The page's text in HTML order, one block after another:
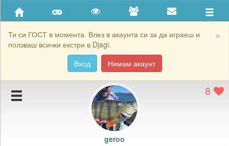
×
Ти си ГОСТ в момента. Влез в акаунта си за да играеш и
ползваш всички екстри в Djagi.
Вход
Нямам акаунт
Приятели
Хронология на игри
Подаръците на geroo 8
geroo